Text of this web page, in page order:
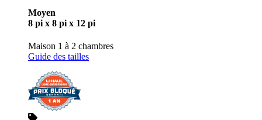
Moyen
8 pi x 8 pi x 12 pi
Maison 1 à 2 chambres
Guide des tailles